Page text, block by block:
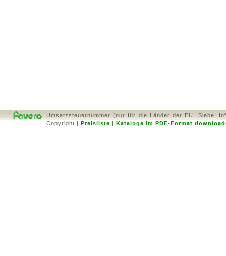
Umsatzsteuernummer (nur für die Länder der EU. Siehe:
Copyright|Preisliste|Kataloge im PDF-Format